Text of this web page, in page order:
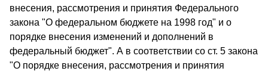
внесения, рассмотрения и принятия Федерального
закона "О федеральном бюджете на 1998 год" и о
порядке внесения изменений и дополнений в
федеральный бюджет". А в соответствии со ст. 5 закона
"О порядке внесения, рассмотрения и принятия